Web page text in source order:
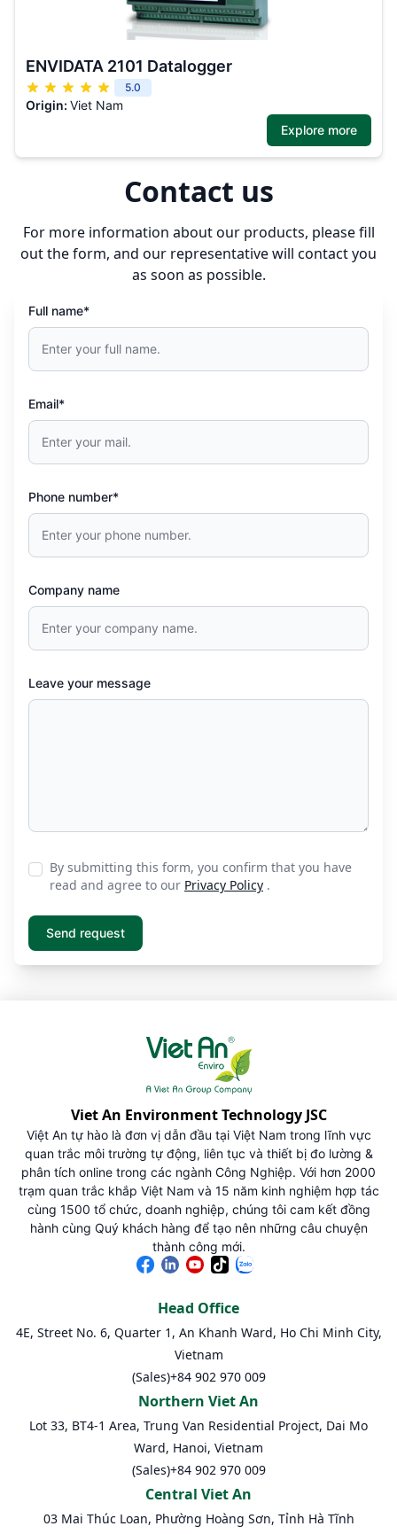
ENVIDATA 2101 Datalogger
5.0
Origin: Viet Nam
Explore more
Contact us
For more information about our products, please fill
out the form, and our representative will contact you
as soon as possible.
Full name*
Email*
Phone number*
Company name
Leave your message
By submitting this form, you confirm that you have
read and agree to our Privacy Policy .
Viet An Environment Technology JSC
Việt An tự hào là đơn vị dẫn đầu tại Việt Nam trong lĩnh vực
quan trắc môi trường tự động, liên tục và thiết bị đo lường &
phân tích online trong các ngành Công Nghiệp. Với hơn 2000
trạm quan trắc khắp Việt Nam và 15 năm kinh nghiệm hợp tác
cùng 1500 tổ chức, doanh nghiệp, chúng tôi cam kết đồng
hành cùng Quý khách hàng để tạo nên những câu chuyện
thành công mới.
Head Office
4E, Street No. 6, Quarter 1, An Khanh Ward, Ho Chi Minh City,
Vietnam
(Sales)+84 902 970 009
Northern Viet An
Lot 33, BT4-1 Area, Trung Van Residential Project, Dai Mo
Ward, Hanoi, Vietnam
(Sales)+84 902 970 009
Central Viet An
03 Mai Thúc Loan, Phường Hoàng Sơn, Tỉnh Hà Tĩnh